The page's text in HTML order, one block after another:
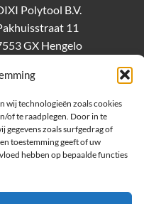
wij technologieën zoals cookies
of te raadplegen. Door in te
gegevens zoals surfgedrag of
toestemming geeft of uw
hebben op bepaalde functies
Polytool B.V.
11
GX Hengelo
www.dixipolytool.com
ons op Youtube
Volg ons op Linkedin